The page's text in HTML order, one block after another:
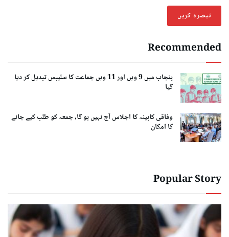
Recommended
پنجاب میں 9 ویں اور 11 ویں جماعت کا سلیبس تبدیل کر دیا
گیا
وفاقی کابینہ کا اجلاس آج نہیں ہو گا، جمعہ کو طلب کیے جانے
کا امکان
Popular Story